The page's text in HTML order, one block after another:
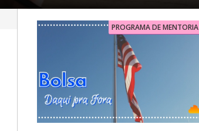
PROGRAMA DE MENTORIA